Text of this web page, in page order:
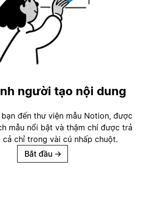
người tạo nội dung
đến thư viện mẫu Notion, được
mẫu nổi bật và thậm chí được trả
cả chỉ trong vài cú nhấp chuột.
Bắt đầu →